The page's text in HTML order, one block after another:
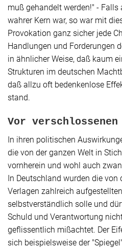
muß gehandelt werden!" -
wahrer Kern war, so war mit
Provokation ganz sicher jede
Handlungen und Forderungen
in ähnlicher Weise, daß kaum
Strukturen im deutschen
daß allzu oft bedenkenlose
stand.
Vor verschlossenen
In ihren politischen
die von der ganzen Welt in
vornherein und wohl auch
In Deutschland wurden die von
Verlagen zahlreich
selbstverständlich solle und
Schuld und Verantwortung
geflissentlich mißachtet. Der
sich beispielsweise der